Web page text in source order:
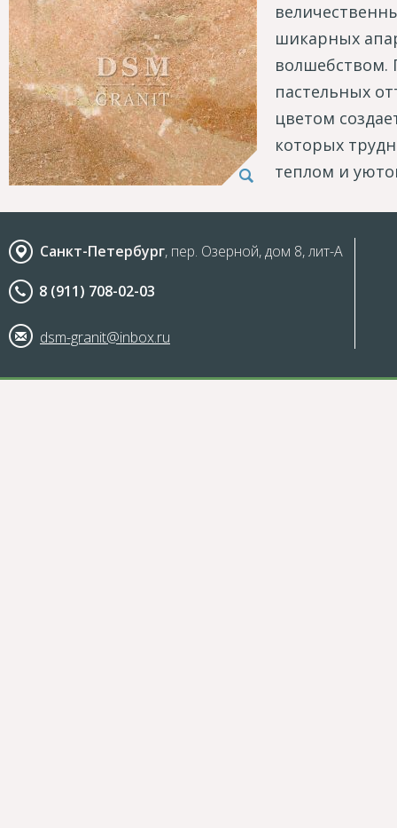
шикарных
волшебством.
пастельных
цветом
которых
теплом и
Санкт-Петербург, пер. Озерной, дом 8, лит-А
8 (911) 708-02-03
dsm-granit@inbox.ru